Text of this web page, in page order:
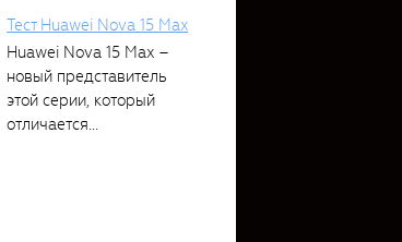
Тест Huawei Nova 15 Max
Huawei Nova 15 Max –
новый представитель
этой серии, который
отличается...